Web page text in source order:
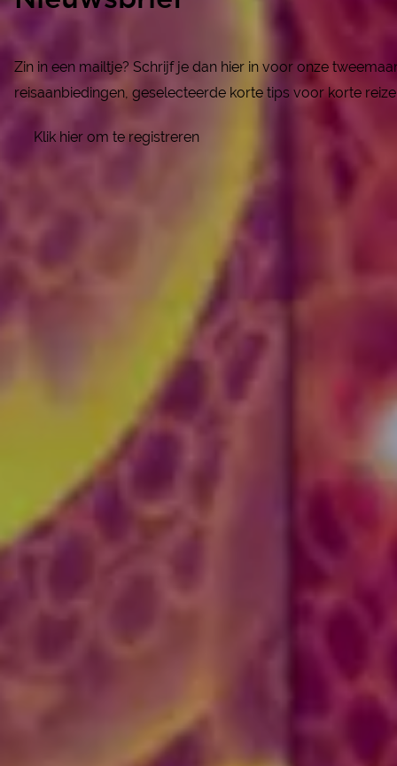
Zin in een mailtje? Schrijf je dan hier in voor onze
reisaanbiedingen, geselecteerde korte tips voor korte
Klik hier om te registreren